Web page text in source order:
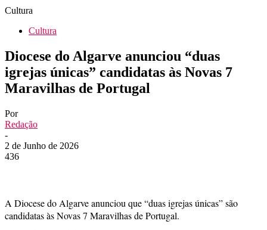
Cultura
Cultura
Diocese do Algarve anunciou “duas
igrejas únicas” candidatas às Novas 7
Maravilhas de Portugal
Por
Redação
-
2 de Junho de 2026
436
A Diocese do Algarve anunciou que “duas igrejas únicas” são
candidatas às Novas 7 Maravilhas de Portugal.